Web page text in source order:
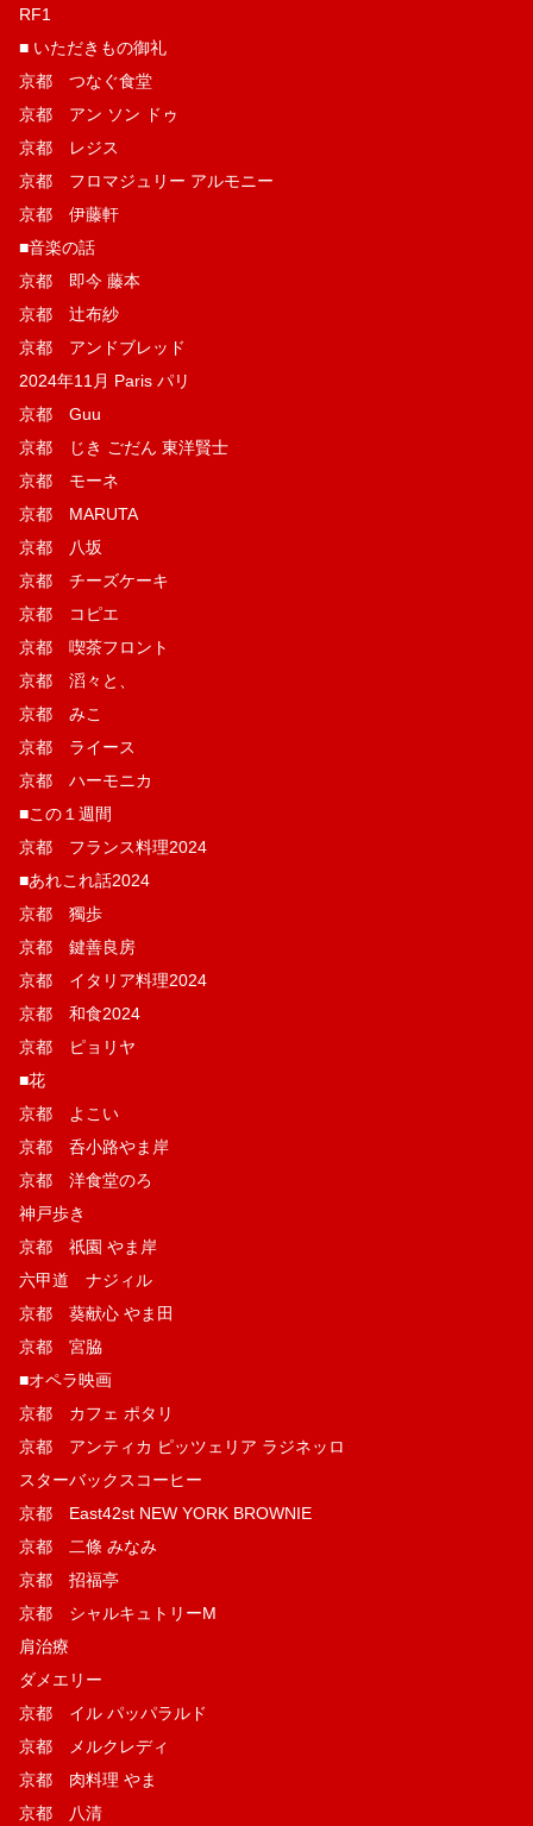
RF1
■ いただきもの御礼
京都 つなぐ食堂
京都 アン ソン ドゥ
京都 レジス
京都 フロマジュリー アルモニー
京都 伊藤軒
■音楽の話
京都 即今 藤本
京都 辻布紗
京都 アンドブレッド
2024年11月 Paris パリ
京都 Guu
京都 じき ごだん 東洋賢士
京都 モーネ
京都 MARUTA
京都 八坂
京都 チーズケーキ
京都 コピエ
京都 喫茶フロント
京都 滔々と、
京都 みこ
京都 ライース
京都 ハーモニカ
■この１週間
京都 フランス料理2024
■あれこれ話2024
京都 獨歩
京都 鍵善良房
京都 イタリア料理2024
京都 和食2024
京都 ピョリヤ
■花
京都 よこい
京都 呑小路やま岸
京都 洋食堂のろ
神戸歩き
京都 祇園 やま岸
六甲道 ナジィル
京都 葵献心 やま田
京都 宮脇
■オペラ映画
京都 カフェ ポタリ
京都 アンティカ ピッツェリア ラジネッロ
スターバックスコーヒー
京都 East42st NEW YORK BROWNIE
京都 二條 みなみ
京都 招福亭
京都 シャルキュトリーM
肩治療
ダメエリー
京都 イル パッパラルド
京都 メルクレディ
京都 肉料理 やま
京都 八清